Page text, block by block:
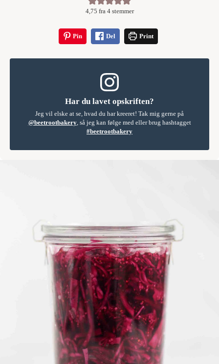
4,75 fra 4stemmer
Pin Del Print
Har du lavet opskriften?
Jeg vil elske at se, hvad du har kreeret! Tak mig gerne på
@beetrootbakery, så jeg kan følge med eller brug hashtagget
#beetrootbakery